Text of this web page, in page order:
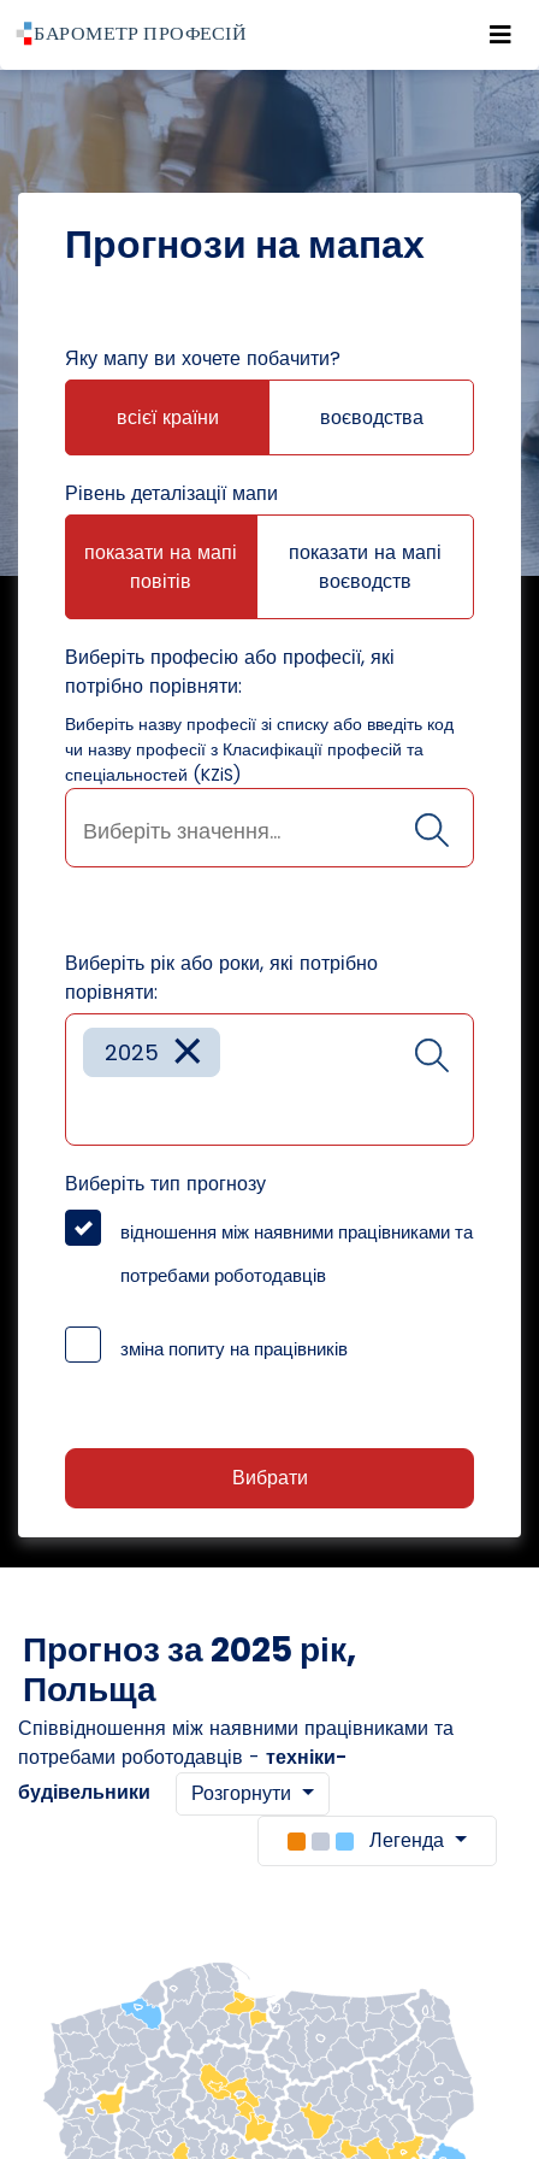
POWRÓT DO STRONY GŁÓWNEJ
ПРОГНОЗИ ПРОГНОЗИ НА МАПАХ
Прогнози на мапах
Яку мапу ви хочете побачити?
всієї країни воєводства
Рівень деталізації мапи
показати на мапі
повітів
показати на мапі
воєводств
Виберіть професію або професії, які
потрібно порівняти:
Виберіть назву професії зі списку або введіть код
чи назву професії з Класифікації професій та
спеціальностей (KZiS)
Виберіть рік або роки, які потрібно
порівняти:
×
2025
Виберіть тип прогнозу
відношення між наявними працівниками та
потребами роботодавців
зміна попиту на працівників
Вибрати
Прогноз за 2025 рік,
Польща
Співвідношення між наявними працівниками та
потребами роботодавців - техніки-
будівельники
Розгорнути
Легенда